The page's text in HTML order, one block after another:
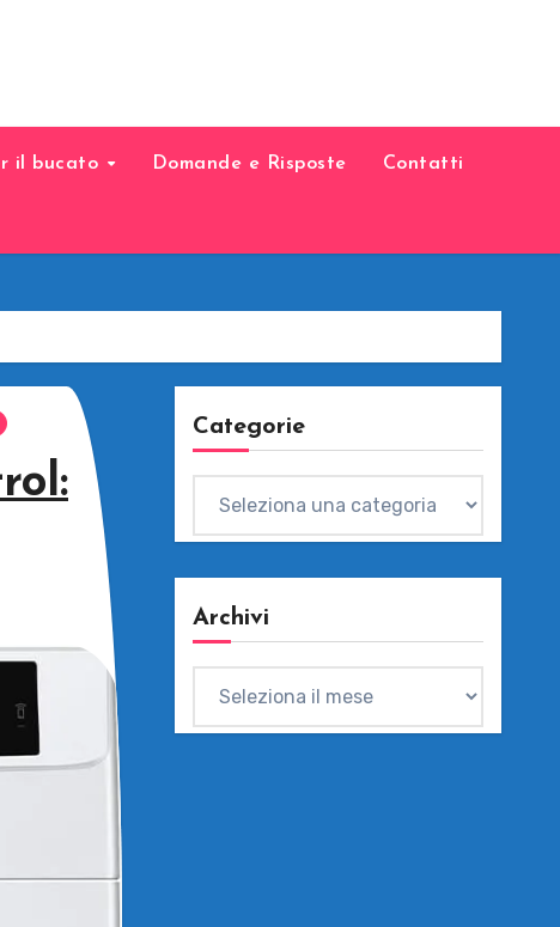
il bucato Domande e Risposte Contatti
Categorie
Archivi